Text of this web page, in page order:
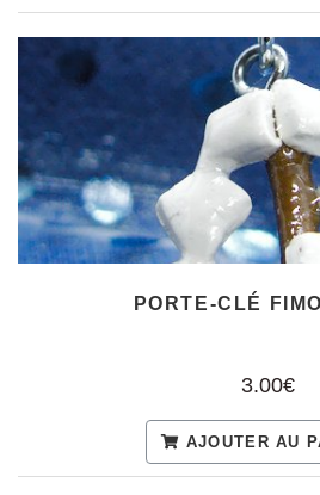
PORTE-CLÉ
3.00€
AJOUTER AU